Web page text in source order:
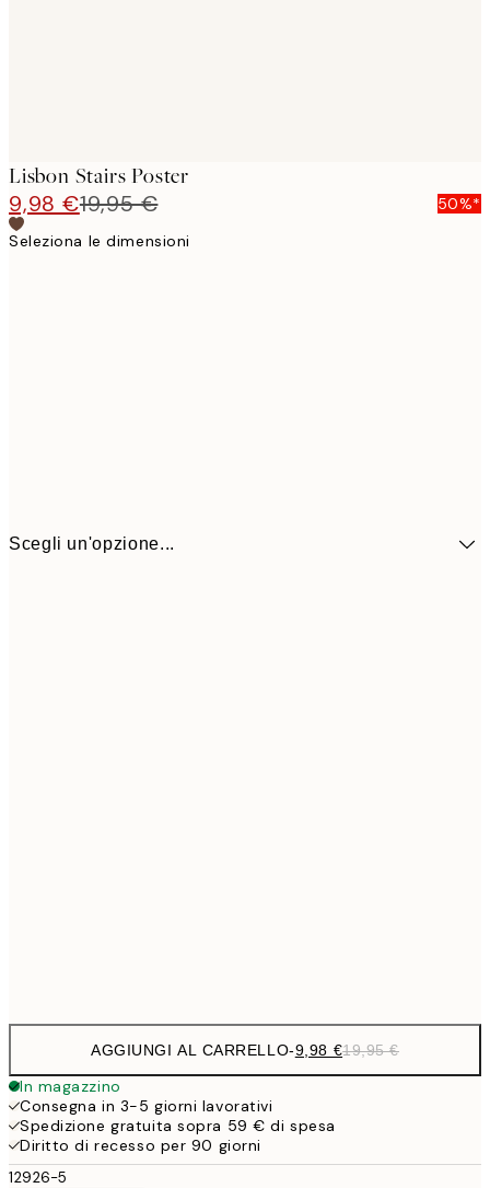
Lisbon Stairs Poster
9,98 €19,95 €
50%*
Seleziona le dimensioni
Scegli un'opzione...
AGGIUNGI AL CARRELLO-9,98 €19,95 €
In magazzino
Consegna in 3-5 giorni lavorativi
Spedizione gratuita sopra 59 € di spesa
Diritto di recesso per 90 giorni
12926-5